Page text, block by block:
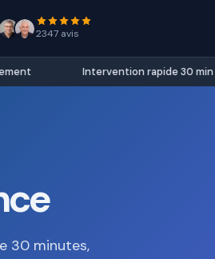
2347 avis
Intervention rapide 30 min
30 minutes,